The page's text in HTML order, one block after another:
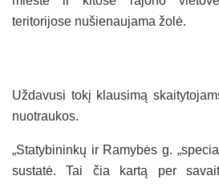
teritorijose nušienaujama žolė.
Uždavusi tokį klausimą
nuotraukos.
„Statybininkų ir Ramybės g.
sustatė. Tai čia kartą per